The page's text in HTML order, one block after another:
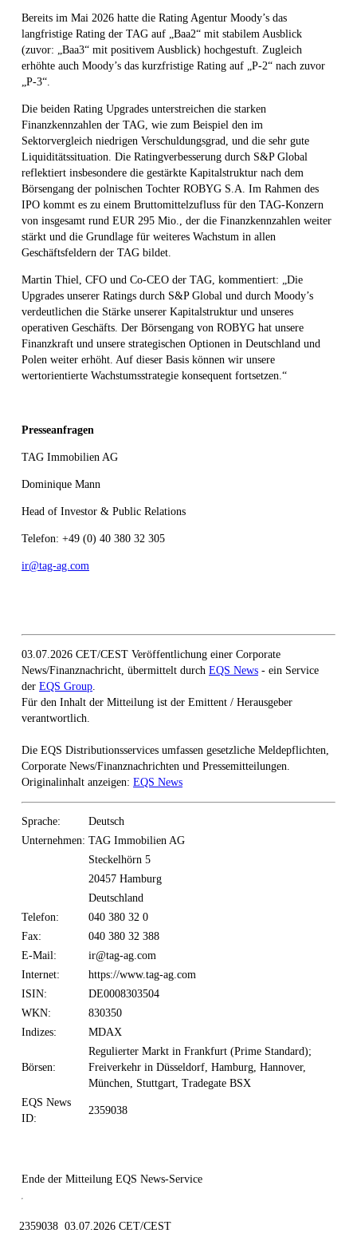
Bereits im Mai 2026 hatte die Rating Agentur Moody’s das
langfristige Rating der TAG auf „Baa2“ mit stabilem Ausblick
(zuvor: „Baa3“ mit positivem Ausblick) hochgestuft. Zugleich
erhöhte auch Moody’s das kurzfristige Rating auf „P-2“ nach zuvor
„P-3“.
Die beiden Rating Upgrades unterstreichen die starken
Finanzkennzahlen der TAG, wie zum Beispiel den im
Sektorvergleich niedrigen Verschuldungsgrad, und die sehr gute
Liquiditätssituation. Die Ratingverbesserung durch S&P Global
reflektiert insbesondere die gestärkte Kapitalstruktur nach dem
Börsengang der polnischen Tochter ROBYG S.A. Im Rahmen des
IPO kommt es zu einem Bruttomittelzufluss für den TAG-Konzern
von insgesamt rund EUR 295 Mio., der die Finanzkennzahlen weiter
stärkt und die Grundlage für weiteres Wachstum in allen
Geschäftsfeldern der TAG bildet.
Martin Thiel, CFO und Co-CEO der TAG, kommentiert: „Die
Upgrades unserer Ratings durch S&P Global und durch Moody’s
verdeutlichen die Stärke unserer Kapitalstruktur und unseres
operativen Geschäfts. Der Börsengang von ROBYG hat unsere
Finanzkraft und unsere strategischen Optionen in Deutschland und
Polen weiter erhöht. Auf dieser Basis können wir unsere
wertorientierte Wachstumsstrategie konsequent fortsetzen.“
Presseanfragen
TAG Immobilien AG
Dominique Mann
Head of Investor & Public Relations
Telefon: +49 (0) 40 380 32 305
ir@tag-ag.com
03.07.2026 CET/CEST Veröffentlichung einer Corporate
News/Finanznachricht, übermittelt durch EQS News - ein Service
der EQS Group
Für den Inhalt der Mitteilung ist der Emittent / Herausgeber
verantwortlich.
Die EQS Distributionsservices umfassen gesetzliche Meldepflichten,
Corporate News/Finanznachrichten und Pressemitteilungen.
Originalinhalt anzeigen: EQS News
Sprache:
Deutsch
Unternehmen: TAG Immobilien AG
Steckelhörn 5
20457 Hamburg
Deutschland
Telefon:
040 380 32 0
Fax:
040 380 32 388
E-Mail:
ir@tag-ag.com
Internet:
https://www.tag-ag.com
ISIN:
DE0008303504
WKN:
830350
Indizes:
MDAX
Börsen:
Regulierter Markt in Frankfurt (Prime Standard);
Freiverkehr in Düsseldorf, Hamburg, Hannover,
München, Stuttgart, Tradegate BSX
EQS News
ID:
2359038
Ende der Mitteilung EQS News-Service
2359038 03.07.2026 CET/CEST